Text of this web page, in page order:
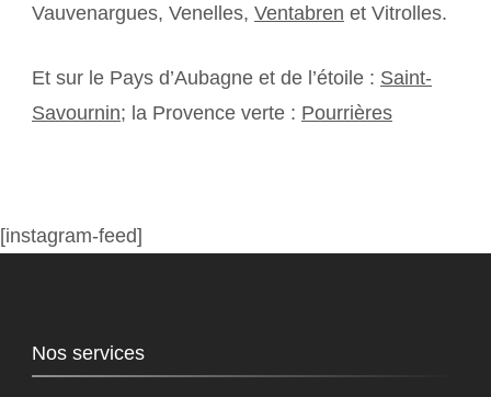
Vauvenargues, Venelles, Ventabren et Vitrolles.
Et sur le Pays d’Aubagne et de l’étoile : Saint-
Savournin; la Provence verte : Pourrières
[instagram-feed]
Nos services